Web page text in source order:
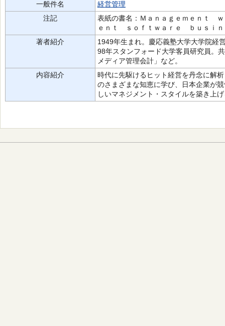
一般件名
経営管理
注記
表紙の書名：Ｍａｎａｇｅｍｅｎｔ
ｅｎｔ ｓｏｆｔｗａｒｅ ｂｕｓｉｎ
著者紹介
1949年生まれ。慶応義塾大学大学院経
98年スタンフォード大学客員研究員。
メディア管理会計」など。
内容紹介
時代に先駆けるヒット経営を丹念に解
のさまざまな知恵に学び、日本企業が
しいマネジメント・スタイルを築き上